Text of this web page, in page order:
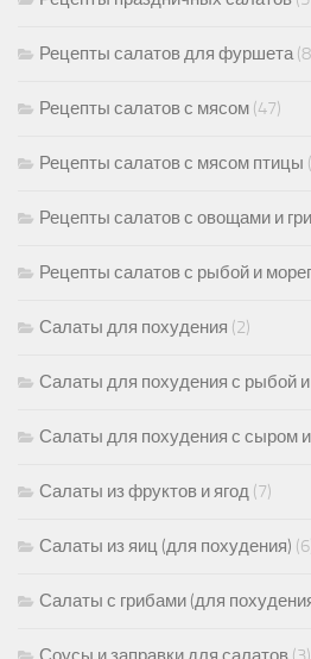
Рецепты салатов для фуршета
Рецепты салатов с мясом (47)
Рецепты салатов с мясом птицы
Рецепты салатов с овощами и
Рецепты салатов с рыбой и
Салаты для похудения (2)
Салаты для похудения с рыбой
Салаты для похудения с сыром и
Салаты из фруктов и ягод (7)
Салаты из яиц (для похудения)
Салаты с грибами (для